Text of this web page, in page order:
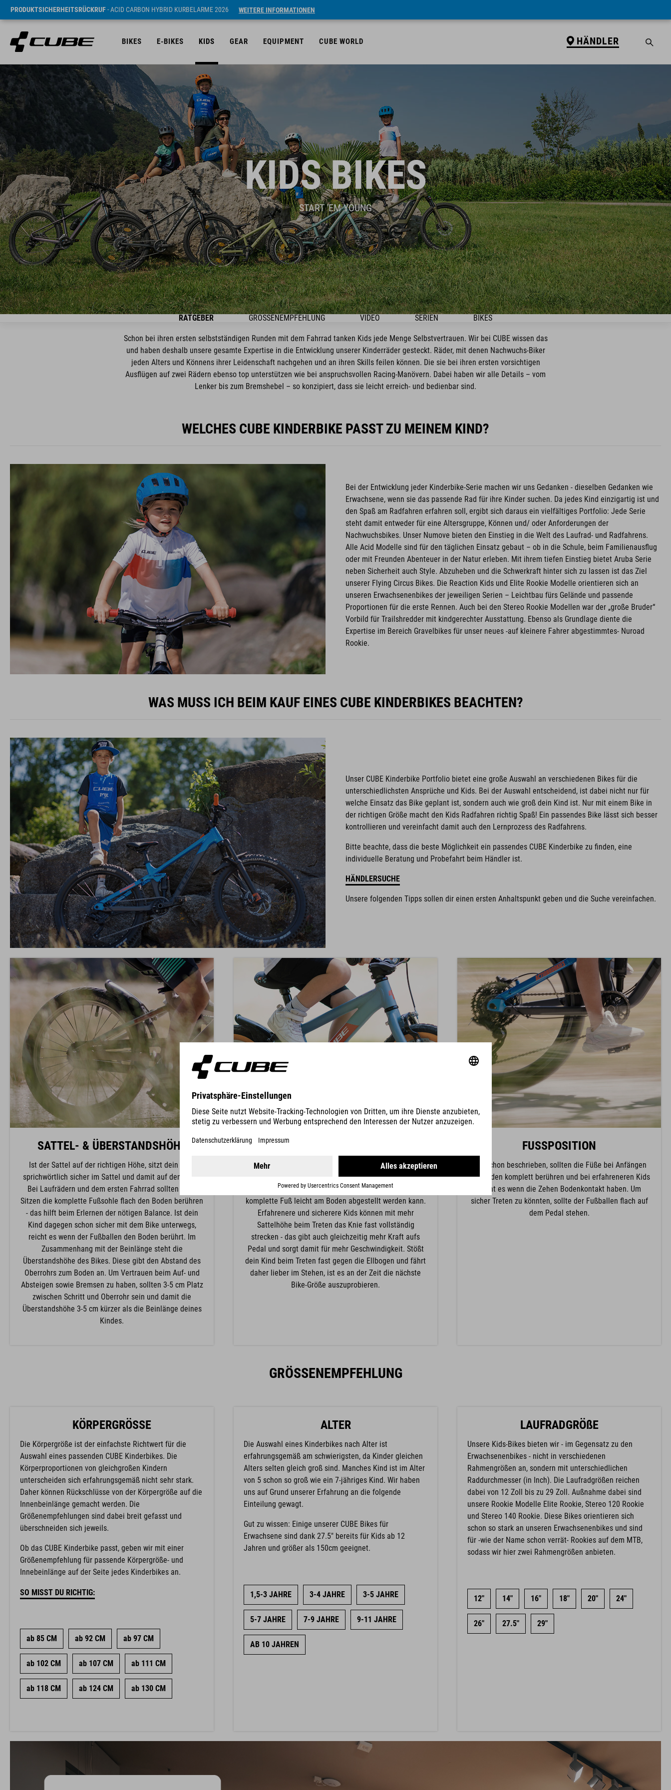
PRODUKTSICHERHEITSRÜCKRUF- ACID CARBON HYBRID KURBELARME 2026 WEITERE INFORMATIONEN
BIKES E-BIKES KIDS GEAR EQUIPMENT CUBE WORLD HÄNDLER
KIDS BIKES
START 'EM YOUNG
RATGEBER GRÖSSENEMPFEHLUNG VIDEO SERIEN BIKES
Schon bei ihren ersten selbstständigen Runden mit dem Fahrrad tanken Kids jede Menge Selbstvertrauen. Wir bei CUBE wissen das
und haben deshalb unsere gesamte Expertise in die Entwicklung unserer Kinderräder gesteckt. Räder, mit denen Nachwuchs-Biker
jeden Alters und Könnens ihrer Leidenschaft nachgehen und an ihren Skills feilen können. Die sie bei ihren ersten vorsichtigen
Ausflügen auf zwei Rädern ebenso top unterstützen wie bei anspruchsvollen Racing-Manövern. Dabei haben wir alle Details – vom
Lenker bis zum Bremshebel – so konzipiert, dass sie leicht erreich- und bedienbar sind.
WELCHES CUBE KINDERBIKE PASST ZU MEINEM KIND?
Bei der Entwicklung jeder Kinderbike-Serie machen wir uns Gedanken - dieselben Gedanken wie
Erwachsene, wenn sie das passende Rad für ihre Kinder suchen. Da jedes Kind einzigartig ist und
den Spaß am Radfahren erfahren soll, ergibt sich daraus ein vielfältiges Portfolio: Jede Serie
steht damit entweder für eine Altersgruppe, Können und/ oder Anforderungen der
Nachwuchsbikes. Unser Numove bieten den Einstieg in die Welt des Laufrad- und Radfahrens.
Alle Acid Modelle sind für den täglichen Einsatz gebaut – ob in die Schule, beim Familienausflug
oder mit Freunden Abenteuer in der Natur erleben. Mit ihrem tiefen Einstieg bietet Aruba Serie
neben Sicherheit auch Style. Abzuheben und die Schwerkraft hinter sich zu lassen ist das Ziel
unserer Flying Circus Bikes. Die Reaction Kids und Elite Rookie Modelle orientieren sich an
unseren Erwachsenenbikes der jeweiligen Serien – Leichtbau fürs Gelände und passende
Proportionen für die erste Rennen. Auch bei den Stereo Rookie Modellen war der „große Bruder“
Vorbild für Trailshredder mit kindgerechter Ausstattung. Ebenso als Grundlage diente die
Expertise im Bereich Gravelbikes für unser neues -auf kleinere Fahrer abgestimmtes- Nuroad
Rookie.
WAS MUSS ICH BEIM KAUF EINES CUBE KINDERBIKES BEACHTEN?
Unser CUBE Kinderbike Portfolio bietet eine große Auswahl an verschiedenen Bikes für die
unterschiedlichsten Ansprüche und Kids. Bei der Auswahl entscheidend, ist dabei nicht nur für
welche Einsatz das Bike geplant ist, sondern auch wie groß dein Kind ist. Nur mit einem Bike in
der richtigen Größe macht den Kids Radfahren richtig Spaß! Ein passendes Bike lässt sich besser
kontrollieren und vereinfacht damit auch den Lernprozess des Radfahrens.
Bitte beachte, dass die beste Möglichkeit ein passendes CUBE Kinderbike zu finden, eine
individuelle Beratung und Probefahrt beim Händler ist.
HÄNDLERSUCHE
Unsere folgenden Tipps sollen dir einen ersten Anhaltspunkt geben und die Suche vereinfachen.
SATTEL- & ÜBERSTANDSHÖHE
Ist der Sattel auf der richtigen Höhe, sitzt dein Kind
sprichwörtlich sicher im Sattel und damit auf dem Bike.
Bei Laufrädern und dem ersten Fahrrad sollten beim
Sitzen die komplette Fußsohle flach den Boden berühren
- das hilft beim Erlernen der nötigen Balance. Ist dein
Kind dagegen schon sicher mit dem Bike unterwegs,
reicht es wenn der Fußballen den Boden berührt. Im
Zusammenhang mit der Beinlänge steht die
Überstandshöhe des Bikes. Diese gibt den Abstand des
Oberrohrs zum Boden an. Um Vertrauen beim Auf- und
Absteigen sowie Bremsen zu haben, sollten 3-5 cm Platz
zwischen Schritt und Oberrohr sein und damit die
Überstandshöhe 3-5 cm kürzer als die Beinlänge deines
Kindes.
Die Knieposition ergibt sich aus der Sattelhöhe: Für
Anfänger empfiehlt sich hier eine gebeugtere
Knieposition, damit im Notfall auch wirklich der
komplette Fuß leicht am Boden abgestellt werden kann.
Erfahrenere und sicherere Kids können mit mehr
Sattelhöhe beim Treten das Knie fast vollständig
strecken - das gibt auch gleichzeitig mehr Kraft aufs
Pedal und sorgt damit für mehr Geschwindigkeit. Stößt
dein Kind beim Treten fast gegen die Ellbogen und fährt
daher lieber im Stehen, ist es an der Zeit die nächste
Bike-Größe auszuprobieren.
FUSSPOSITION
Wie schon beschrieben, sollten die Füße bei Anfängen
den Boden komplett berühren und bei erfahreneren Kids
reicht es wenn die Zehen Bodenkontakt haben. Um
sicher Treten zu könnten, sollte der Fußballen flach auf
dem Pedal stehen.
GRÖSSENEMPFEHLUNG
KÖRPERGRÖSSE
Die Körpergröße ist der einfachste Richtwert für die
Auswahl eines passenden CUBE Kinderbikes. Die
Körperproportionen von gleichgroßen Kindern
unterscheiden sich erfahrungsgemäß nicht sehr stark.
Daher können Rückschlüsse von der Körpergröße auf die
Innenbeinlänge gemacht werden. Die
Größenempfehlungen sind dabei breit gefasst und
überschneiden sich jeweils.
Ob das CUBE Kinderbike passt, geben wir mit einer
Größenempfehlung für passende Körpergröße- und
Innebeinlänge auf der Seite jedes Kinderbikes an.
SO MISST DU RICHTIG:
ab 85 CM ab 92 CM ab 97 CM
ab 102 CM ab 107 CM ab 111 CM
ab 118 CM ab 124 CM ab 130 CM
ALTER
Die Auswahl eines Kinderbikes nach Alter ist
erfahrungsgemäß am schwierigsten, da Kinder gleichen
Alters selten gleich groß sind. Manches Kind ist im Alter
von 5 schon so groß wie ein 7-jähriges Kind. Wir haben
uns auf Grund unserer Erfahrung an die folgende
Einteilung gewagt.
Gut zu wissen: Einige unserer CUBE Bikes für
Erwachsene sind dank 27.5" bereits für Kids ab 12
Jahren und größer als 150cm geeignet.
1,5-3 JAHRE 3-4 JAHRE 3-5 JAHRE
5-7 JAHRE 7-9 JAHRE 9-11 JAHRE
AB 10 JAHREN
LAUFRADGRÖßE
Unsere Kids-Bikes bieten wir - im Gegensatz zu den
Erwachsenenbikes - nicht in verschiedenen
Rahmengrößen an, sondern mit unterschiedlichen
Raddurchmesser (in Inch). Die Laufradgrößen reichen
dabei von 12 Zoll bis zu 29 Zoll. Außnahme dabei sind
unsere Rookie Modelle Elite Rookie, Stereo 120 Rookie
und Stereo 140 Rookie. Diese Bikes orientieren sich
schon so stark an unseren Erwachsenenbikes und sind
für -wie der Name schon verrät- Rookies auf dem MTB,
sodass wir hier zwei Rahmengrößen anbieten.
12" 14" 16" 18" 20" 24"
26" 27.5" 29"